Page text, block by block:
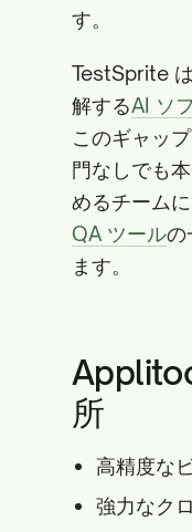
す。
TestSprite
解するAI ソ
このギャッ
門なしでも
めるチームに
QA ツールの
ます。
所
高精度な
強力なク